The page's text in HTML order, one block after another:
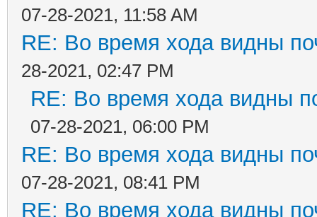
07-28-2021, 11:58 AM
RE: Во время хода видны
28-2021, 02:47 PM
RE: Во время хода видны
07-28-2021, 06:00 PM
RE: Во время хода видны
07-28-2021, 08:41 PM
RE: Во время хода видны